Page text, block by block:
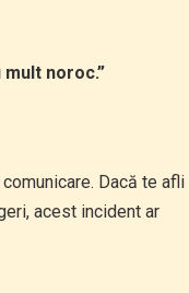
noroc.”
Dacă te afli
acest incident ar